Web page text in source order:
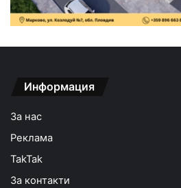
Информация
За нас
Реклама
TakTak
За контакти